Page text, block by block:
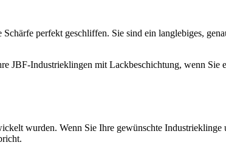
perfekt geschliffen. Sie sind ein langlebiges,
JBF-Industrieklingen mit Lackbeschichtung, wenn Sie
wurden. Wenn Sie Ihre gewünschte Industrieklinge